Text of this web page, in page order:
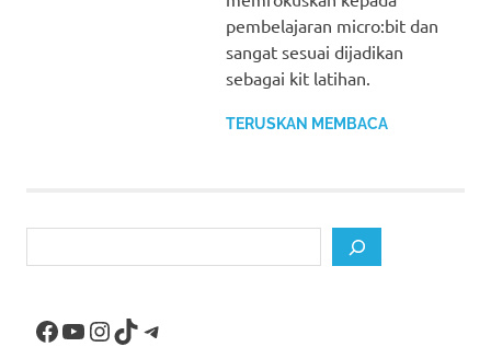
pembelajaran micro:bit dan
sangat sesuai dijadikan
sebagai kit latihan.
TERUSKAN MEMBACA
Facebook
YouTube
Instagram
TikTokTelegram